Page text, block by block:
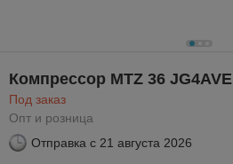
Компрессор MTZ 36 JG4AVE
Под заказ
Опт и розница
Отправка с 21 августа 2026